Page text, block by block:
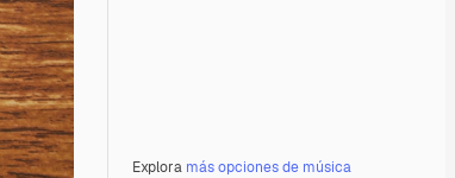
Explora más opciones de música